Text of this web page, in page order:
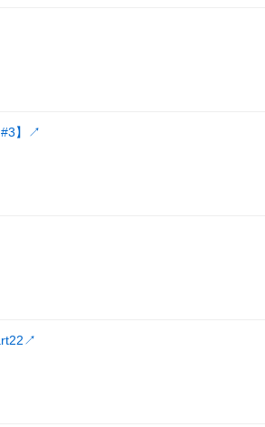
】 ↗
↗